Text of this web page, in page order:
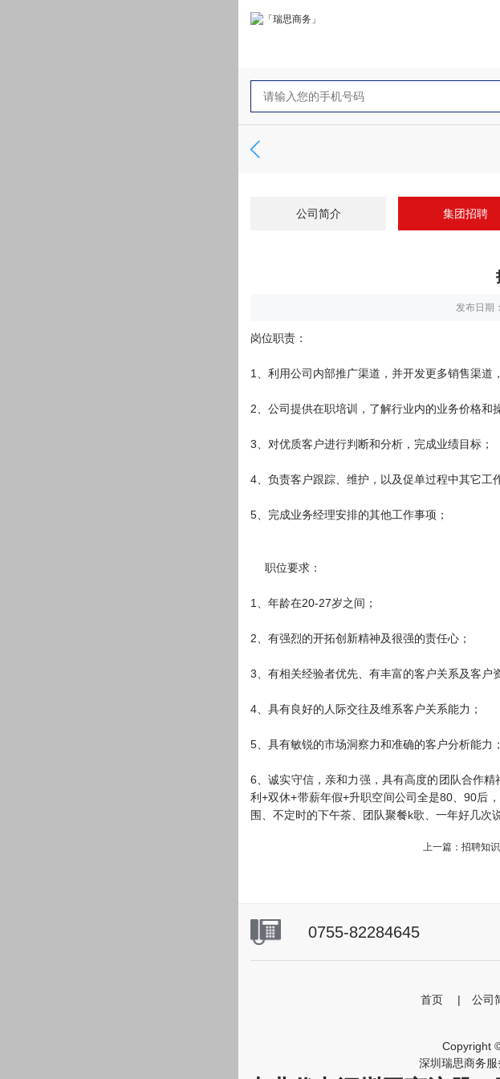
公司简介 集团招聘
发布日期
岗位职责：
1、利用公司内部推广渠道，并开发更多销售渠道
2、公司提供在职培训，了解行业内的业务价格和
3、对优质客户进行判断和分析，完成业绩目标；
4、负责客户跟踪、维护，以及促单过程中其它工
5、完成业务经理安排的其他工作事项；
职位要求：
1、年龄在20-27岁之间；
2、有强烈的开拓创新精神及很强的责任心；
3、有相关经验者优先、有丰富的客户关系及客户
4、具有良好的人际交往及维系客户关系能力；
5、具有敏锐的市场洞察力和准确的客户分析能力；
6、诚实守信，亲和力强，具有高度的团队合作
利+双休+带薪年假+升职空间公司全是80、90后
围、不定时的下午茶、团队聚餐k歌、一年好几次
上一篇： 招聘知
0755-82284645
首页 | 公司
Copyright
深圳瑞思商务服